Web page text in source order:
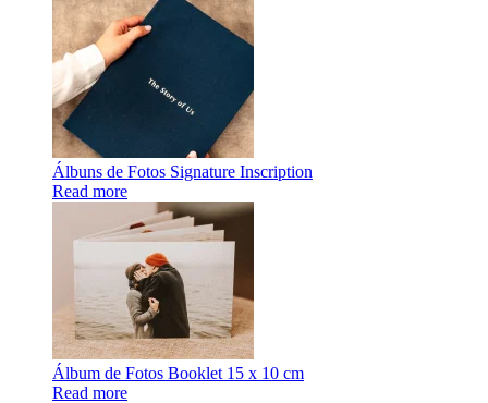
Álbuns de Fotos Signature Inscription
Read more
Álbum de Fotos Booklet 15 x 10 cm
Read more